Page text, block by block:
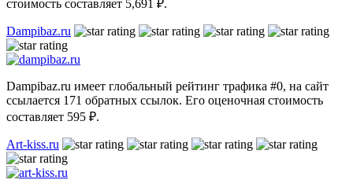
стоимость составляет 5,691 ₽.
Dampibaz.ru
Dampibaz.ru имеет глобальный рейтинг трафика #0, на сайт
ссылается 171 обратных ссылок. Его оценочная стоимость
составляет 595 ₽.
Art-kiss.ru